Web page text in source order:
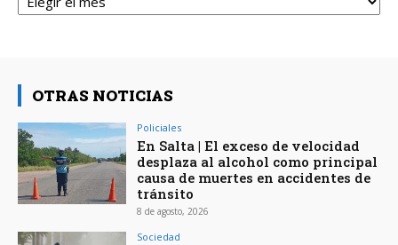
OTRAS NOTICIAS
Policiales
En Salta | El exceso de velocidad
desplaza al alcohol como principal
causa de muertes en accidentes de
tránsito
8 de agosto, 2026
Sociedad